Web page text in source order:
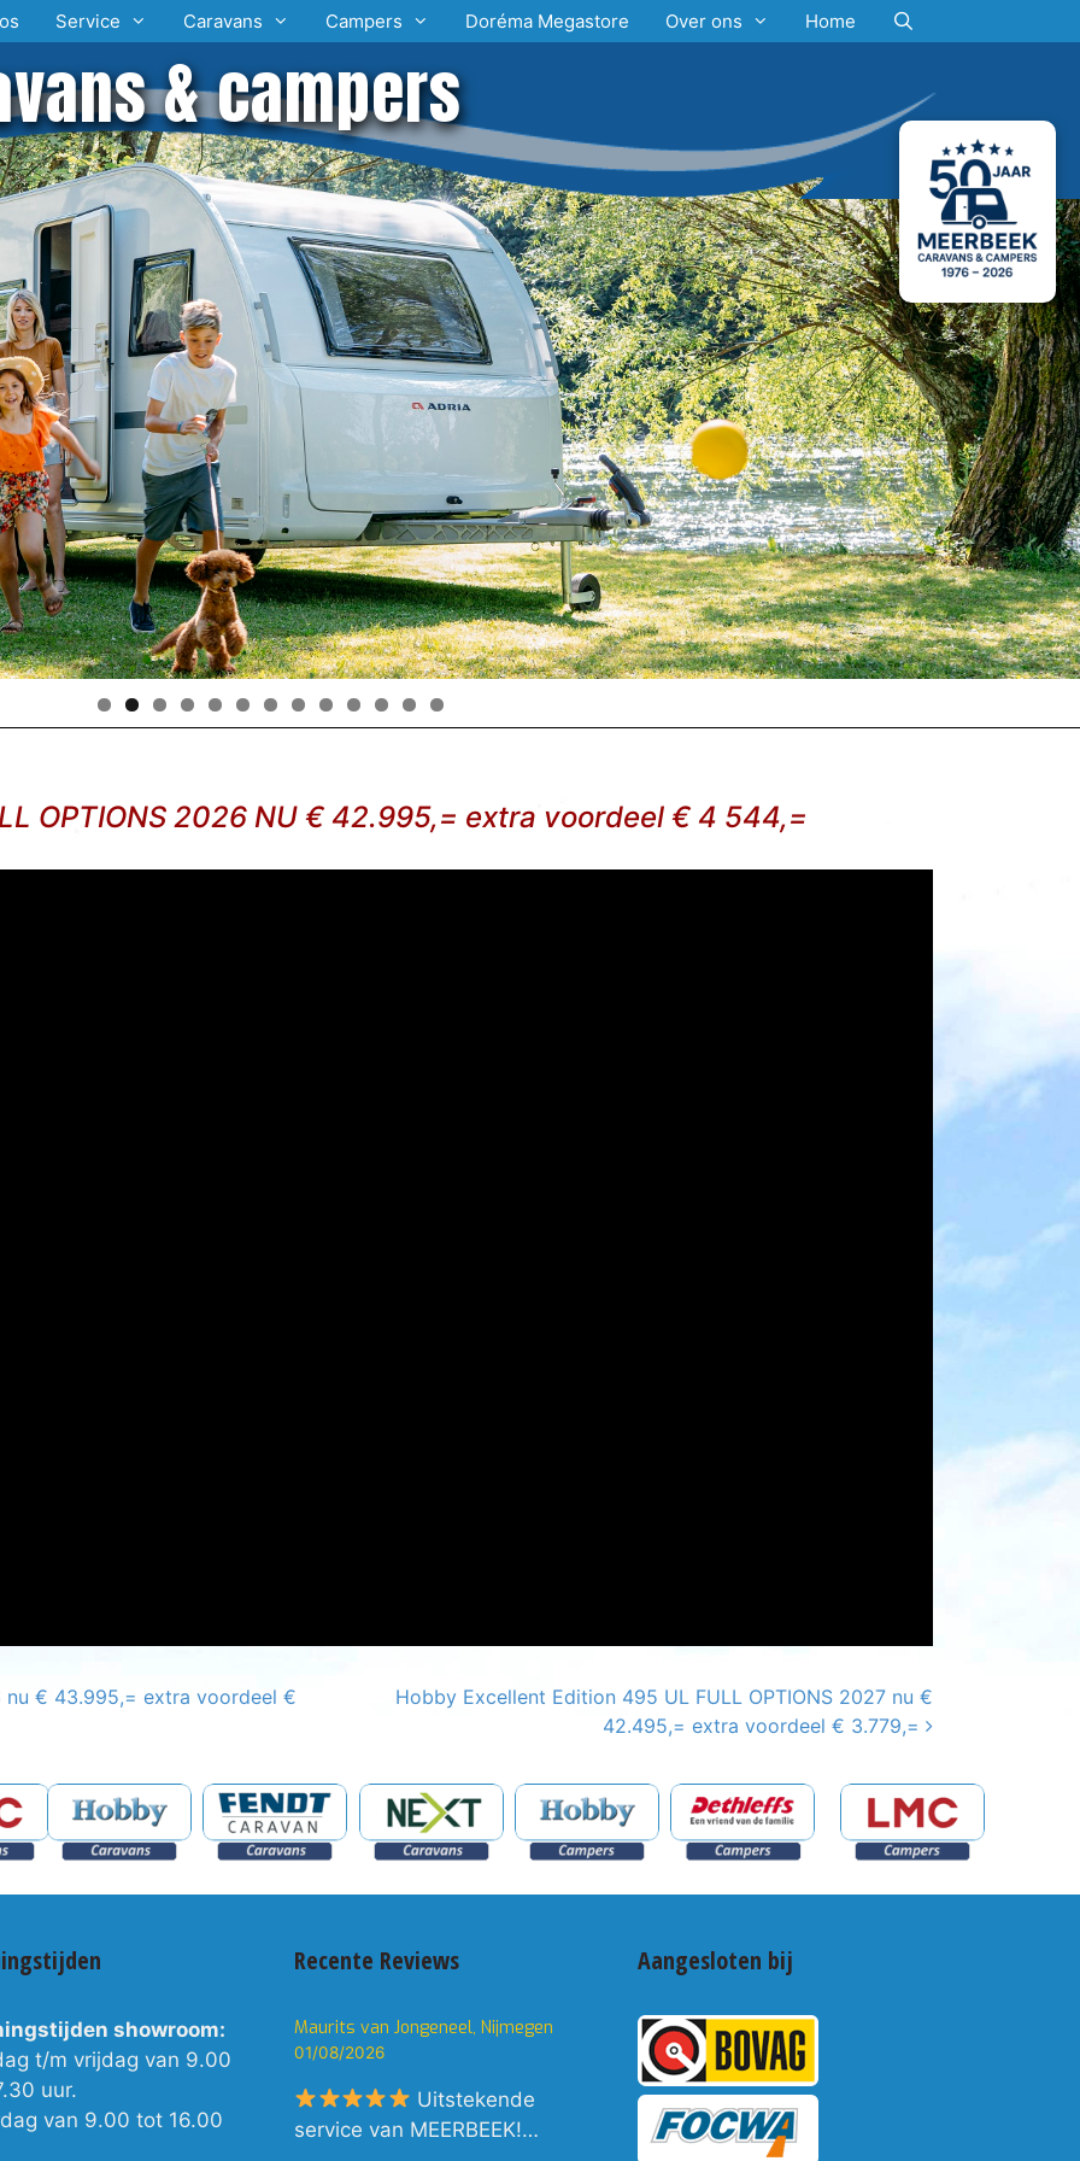
Service Caravans Campers Doréma Megastore Over ons Home
& campers
OPTIONS 2026 NU € 42.995,= extra voordeel € 4 544,=
nu € 43.995,= extra voordeel €
Hobby Excellent Edition 495 UL FULL OPTIONS 2027 nu €
42.495,= extra voordeel € 3.779,=
showroom:
t/m vrijdag van 9.00
uur.
van 9.00 tot 16.00
Recente Reviews
Maurits van Jongeneel, Nijmegen
01/08/2026
Uitstekende
service van MEERBEEK!…
Aangesloten bij